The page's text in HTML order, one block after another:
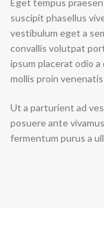
Eget tempus
suscipit phasellus
vestibulum eget a
convallis volutpat
ipsum placerat odio
mollis proin
Ut a parturient ad
posuere ante
fermentum purus a